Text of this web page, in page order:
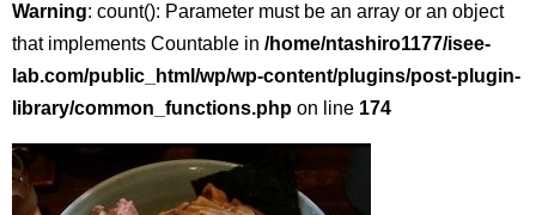
Warning: count(): Parameter must be an array or an object
that implements Countable in /home/ntashiro1177/isee-
lab.com/public_html/wp/wp-content/plugins/post-plugin-
library/common_functions.php on line 174